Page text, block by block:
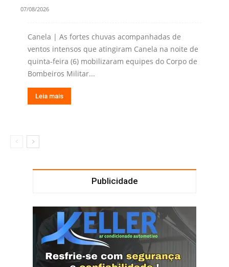
07/08/2026
Canela | As fortes chuvas acompanhadas de
ventos intensos que atingiram Canela na noite de
quinta-feira (6) mobilizaram equipes do Corpo de
Bombeiros Militar...
Leia mais
Publicidade